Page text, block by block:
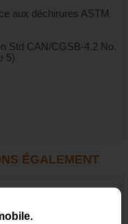
aux déchirures ASTM
Std CAN/CGSB-4.2 No.
5)
ÉGALEMENT